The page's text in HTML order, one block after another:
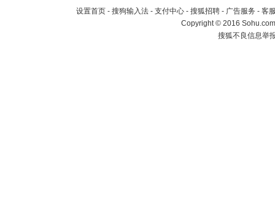
设置首页 - 搜狗输入法 - 支付中心 - 搜狐招聘 - 广告服务 - 客
Copyright©2016
搜狐不良信息举